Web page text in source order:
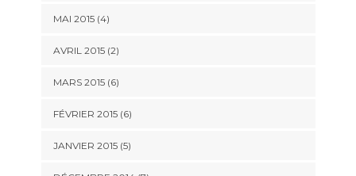
MAI 2015(4)
AVRIL 2015(2)
MARS 2015(6)
FÉVRIER 2015(6)
JANVIER 2015(5)